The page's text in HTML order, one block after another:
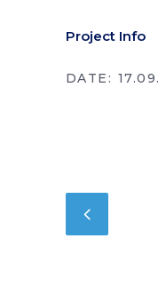
Project Info
DATE: